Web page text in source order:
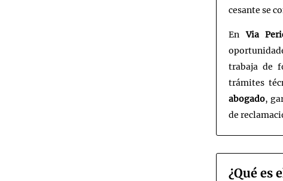
cesante se
EnVia
trabaja de
trámites
abogado,
de
¿Qué es